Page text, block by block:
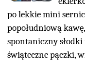
po lekkie mini
popołudniową
spontaniczny
świąteczne pączki,